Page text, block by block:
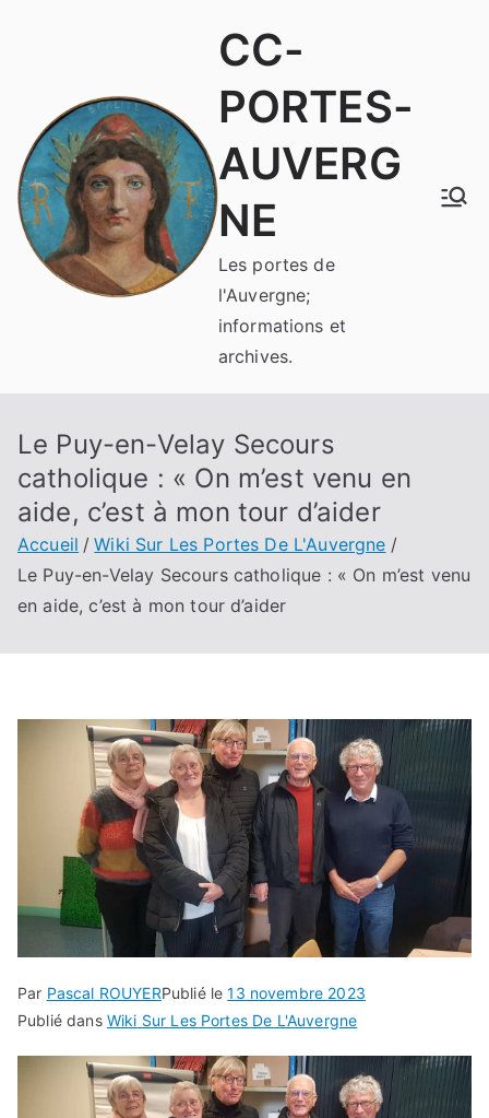
CC-
PORTES-
AUVERG
NE
Les portes de
l'Auvergne;
informations et
archives.
Le Puy-en-Velay Secours
catholique : « On m’est venu en
aide, c’est à mon tour d’aider
Accueil
Wiki Sur Les Portes De L'Auvergne
Le Puy-en-Velay Secours catholique : « On m’est venu
en aide, c’est à mon tour d’aider
Par Pascal ROUYERPublié le13 novembre 2023
Publié dans Wiki Sur Les Portes De L'Auvergne